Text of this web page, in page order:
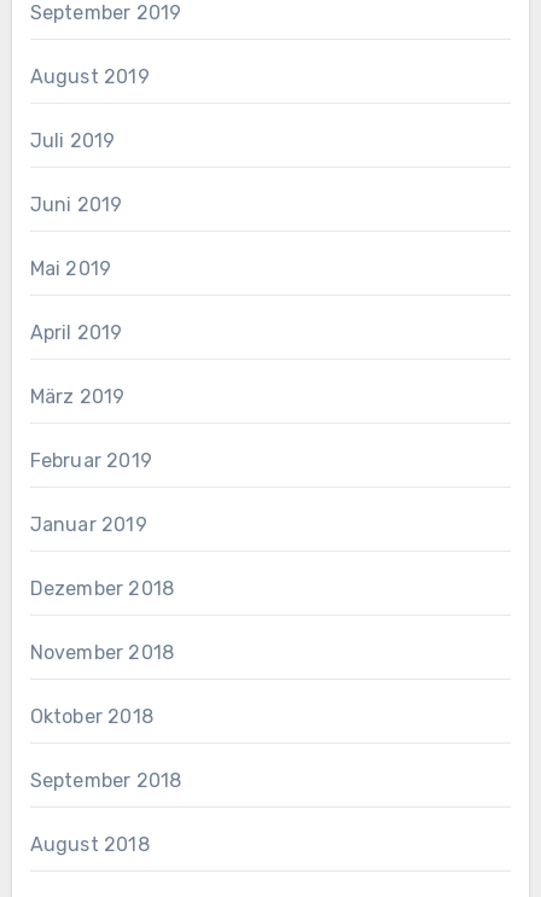
September 2019
August 2019
Juli 2019
Juni 2019
Mai 2019
April 2019
März 2019
Februar 2019
Januar 2019
Dezember 2018
November 2018
Oktober 2018
September 2018
August 2018